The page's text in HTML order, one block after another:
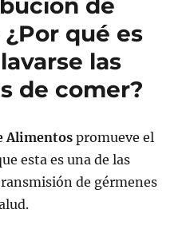
de
qué es
las
de comer?
Alimentospromueve el
esta es una de las
de gérmenes